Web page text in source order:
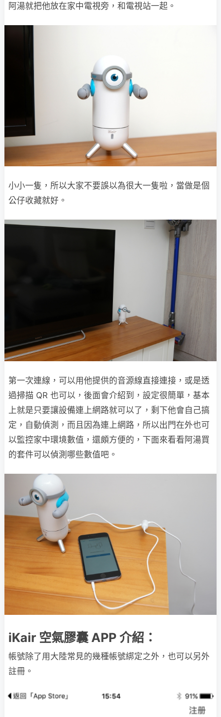
阿湯就把他放在家中電視旁，和電視站一起。
小小一隻，所以大家不要誤以為很大一隻啦，當做是個
公仔收藏就好。
第一次連線，可以用他提供的音源線直接連接，或是透
過掃描 QR 也可以，後面會介紹到，設定很簡單，基本
上就是只要讓設備連上網路就可以了，剩下他會自己搞
定，自動偵測，而且因為連上網路，所以出門在外也可
以監控家中環境數值，還頗方便的，下面來看看阿湯買
的套件可以偵測哪些數值吧。
iKair 空氣膠囊 APP 介紹：
帳號除了用大陸常見的幾種帳號綁定之外，也可以另外
註冊。